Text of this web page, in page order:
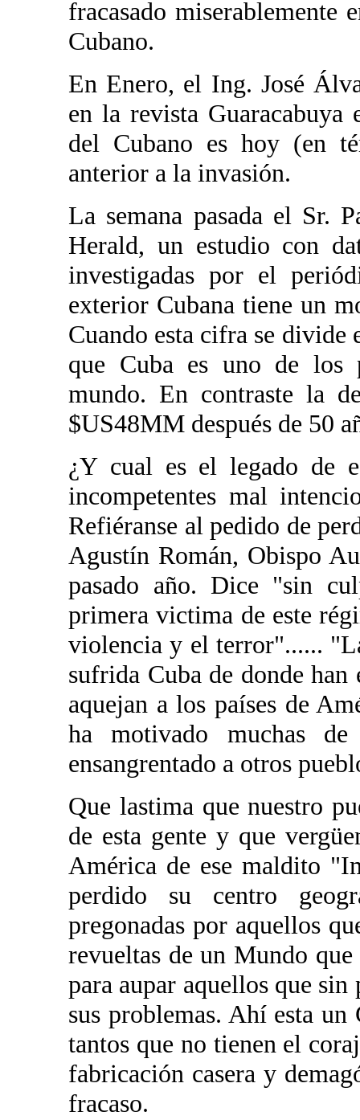
fracasado miserablemente
Cubano.
En Enero, el Ing. José
en la revista Guaracabuya
del Cubano es hoy (en
anterior a la invasión.
La semana pasada el Sr.
Herald, un estudio con
investigadas por el
exterior Cubana tiene un
Cuando esta cifra se divide
que Cuba es uno de los
mundo. En contraste la
$US48MM después de 50
¿Y cual es el legado de
incompetentes mal
Refiéranse al pedido de
Agustín Román, Obispo
pasado año. Dice "sin
primera victima de este
violencia y el terror"......
sufrida Cuba de donde han
aquejan a los países de
ha motivado muchas
ensangrentado a otros
Que lastima que nuestro
de esta gente y que
América de ese maldito
perdido su centro
pregonadas por aquellos
revueltas de un Mundo
para aupar aquellos que
sus problemas. Ahí esta un
tantos que no tienen el
fabricación casera y
fracaso.